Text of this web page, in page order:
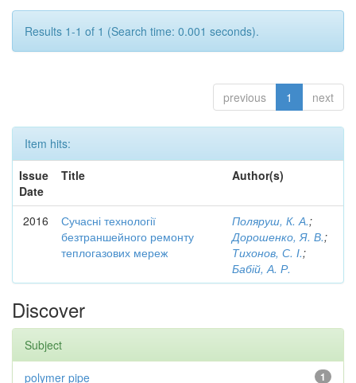
Results 1-1 of 1 (Search time: 0.001 seconds).
previous 1 next
Item hits:
Issue
Date
Title Author(s)
2016
Сучасні технології
безтраншейного ремонту
теплогазових мереж
Поляруш, К. А.;
Дорошенко, Я. В.;
Тихонов, С. І.;
Бабій, А. Р.
Discover
Subject
1
polymer pipe